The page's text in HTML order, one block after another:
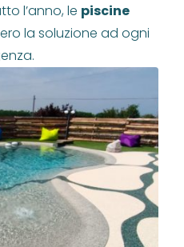
l’anno, le piscine
la soluzione ad ogni